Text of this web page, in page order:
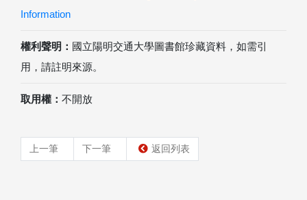
Information
權利聲明： 國立陽明交通大學圖書館珍藏資料，如需引
用，請註明來源。
取用權： 不開放
上一筆 下一筆 返回列表